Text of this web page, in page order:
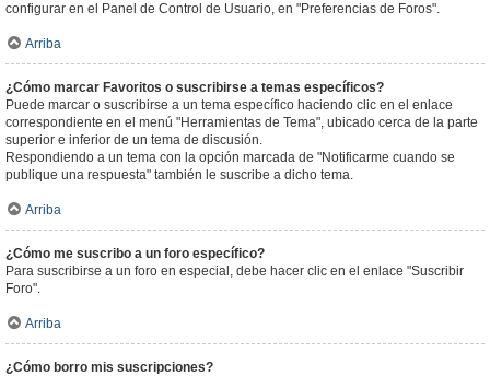
configurar en el Panel de Control de Usuario, en "Preferencias de Foros".
Arriba
¿Cómo marcar Favoritos o suscribirse a temas específicos?
Puede marcar o suscribirse a un tema específico haciendo clic en el enlace
correspondiente en el menú "Herramientas de Tema", ubicado cerca de la parte
superior e inferior de un tema de discusión.
Respondiendo a un tema con la opción marcada de "Notificarme cuando se
publique una respuesta" también le suscribe a dicho tema.
Arriba
¿Cómo me suscribo a un foro específico?
Para suscribirse a un foro en especial, debe hacer clic en el enlace "Suscribir
Foro".
Arriba
¿Cómo borro mis suscripciones?